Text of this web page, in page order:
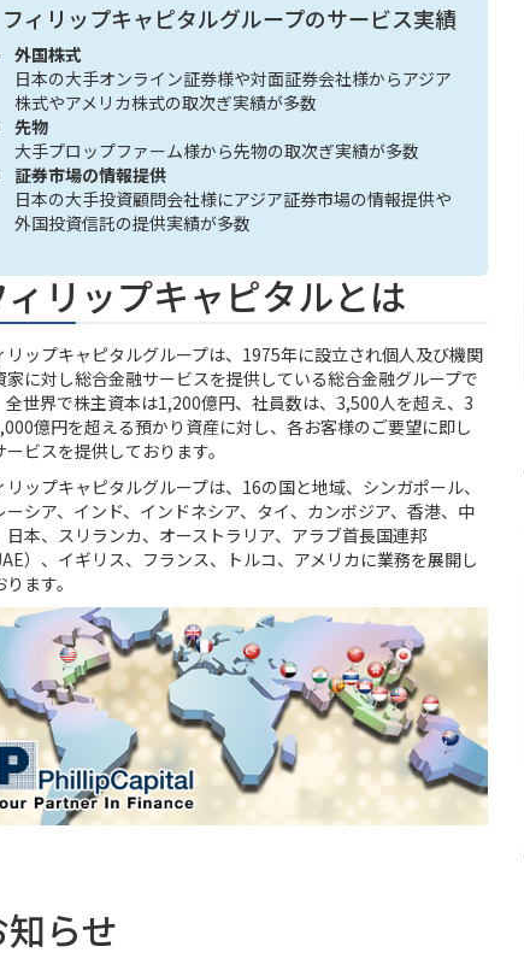
フィリップキャピタルグループのサービス実績
外国株式
日本の大手オンライン証券様や対面証券会社様からアジア
株式やアメリカ株式の取次ぎ実績が多数
先物
大手プロップファーム様から先物の取次ぎ実績が多数
証券市場の情報提供
日本の大手投資顧問会社様にアジア証券市場の情報提供や
外国投資信託の提供実績が多数
ィリップキャピタルとは
リップキャピタルグループは、1975年に設立され個人及び機関
家に対し総合金融サービスを提供している総合金融グループで
全世界で株主資本は1,200億円、社員数は、3,500人を超え、3
億円を超える預かり資産に対し、各お客様のご要望に即し
ービスを提供しております。
リップキャピタルグループは、16の国と地域、シンガポール、
ーシア、インド、インドネシア、タイ、カンボジア、香港、中
日本、スリランカ、オーストラリア、アラブ首長国連邦
）、イギリス、フランス、トルコ、アメリカに業務を展開し
ます。
知らせ